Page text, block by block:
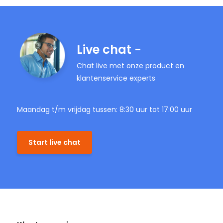
Live chat -
Chat live met onze product en
klantenservice experts
Maandag t/m vrijdag tussen: 8:30 uur tot 17:00 uur
Start live chat